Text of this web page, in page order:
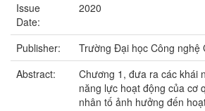
Issue
Date:
2020
Publisher:
Trường Đại học Công nghệ
Abstract:
Chương 1, đưa ra các khái
năng lực hoạt động của cơ
nhân tố ảnh hưởng đến